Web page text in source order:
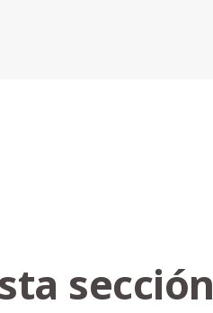
sección